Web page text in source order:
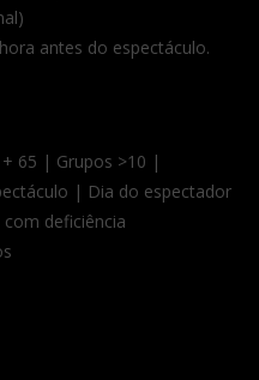
antes do espectáculo.
65 | Grupos >10 |
| Dia do espectador
deficiência